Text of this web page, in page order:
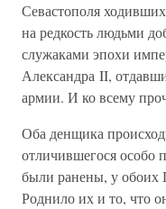
Севастополя
на редкость людьми
служаками эпохи
Александра II,
армии. И ко всему
Оба денщика
отличившегося особо
были ранены, у обоих
Роднило их и то, что